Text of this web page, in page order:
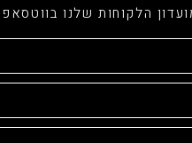
הלקוחות שלנו בווטסאפ /